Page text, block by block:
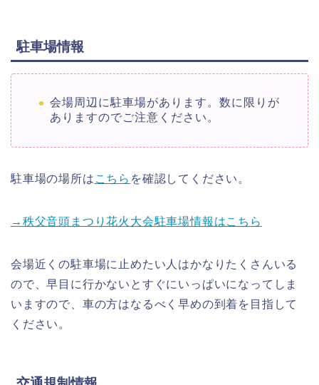
駐車場情報
会場周辺に駐車場があります。数に限りが
ありますのでご注意ください。
駐車場の場所は こちら を確認してください。
→秩父音頭まつり花火大会駐車場情報はこちら
会場近くの駐車場に止めたい人はかなりたくさんいる
ので、早目に行かないとすぐにいっぱいになってしま
いますので、車の方はなるべく早めの到着を目指して
ください。